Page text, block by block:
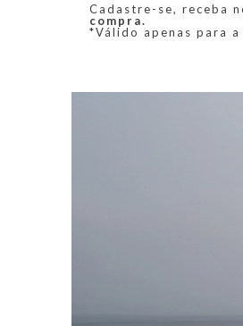
Cadastre-se, receba
compra.
*Válido apenas para